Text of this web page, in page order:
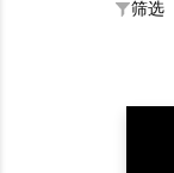
筛选